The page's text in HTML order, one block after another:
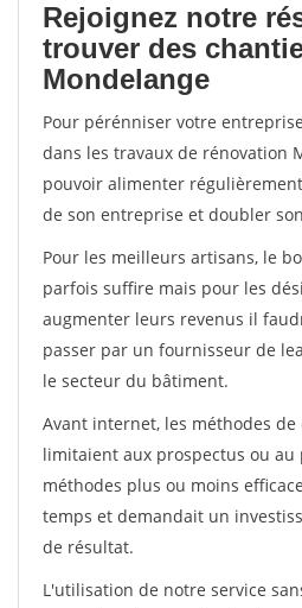
Rejoignez notre
trouver des
Mondelange
Pour pérénniser votre
dans les travaux de rénovation
pouvoir alimenter
de son entreprise et doubler
Pour les meilleurs artisans, le
parfois suffire mais pour les
augmenter leurs revenus il
passer par un fournisseur de
le secteur du bâtiment.
Avant internet, les méthodes
limitaient aux prospectus ou au
méthodes plus ou moins
temps et demandait un
de résultat.
L'utilisation de notre service